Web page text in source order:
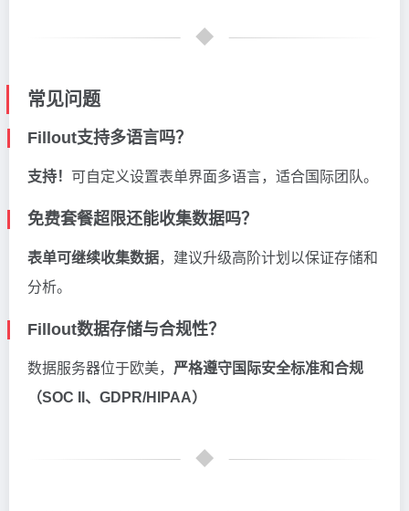
常见问题
Fillout支持多语言吗？
支持！ 可自定义设置表单界面多语言，适合国际团队。
免费套餐超限还能收集数据吗？
表单可继续收集数据，建议升级高阶计划以保证存储和
分析。
Fillout数据存储与合规性？
数据服务器位于欧美， 严格遵守国际安全标准和合规
（SOC II、GDPR/HIPAA）